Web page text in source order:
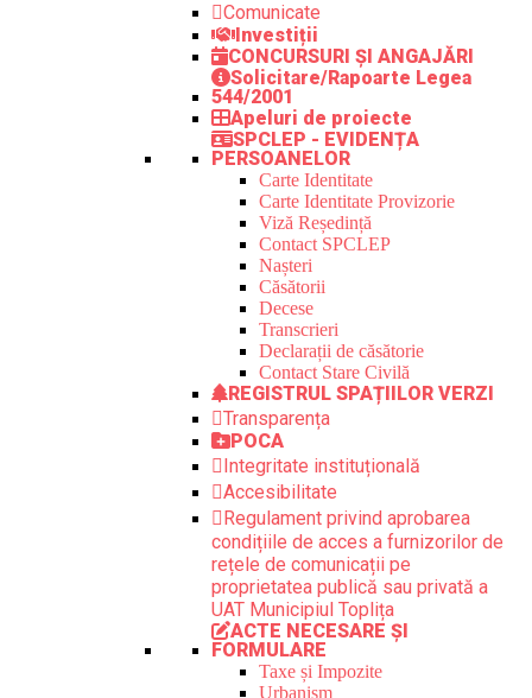
Comunicate
Investiții
CONCURSURI ȘI ANGAJĂRI
Solicitare/Rapoarte Legea
544/2001
Apeluri de proiecte
SPCLEP - EVIDENȚA
PERSOANELOR
Carte Identitate
Carte Identitate Provizorie
Viză Reședință
Contact SPCLEP
Nașteri
Căsătorii
Decese
Transcrieri
Declarații de căsătorie
Contact Stare Civilă
REGISTRUL SPAȚIILOR VERZI
Transparența
POCA
Integritate instituțională
Accesibilitate
Regulament privind aprobarea
condițiile de acces a furnizorilor de
rețele de comunicații pe
proprietatea publică sau privată a
UAT Municipiul Toplița
ACTE NECESARE ȘI
FORMULARE
Taxe și Impozite
Urbanism